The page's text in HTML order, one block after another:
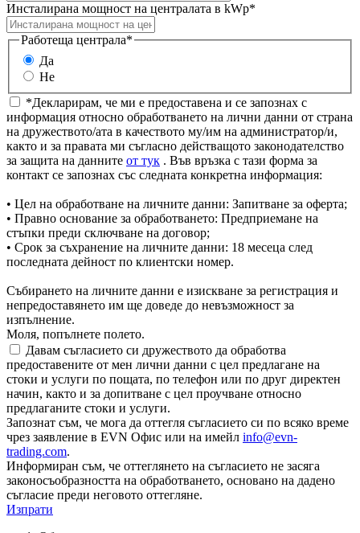
Инсталирана мощност на централата в kWp*
Работеща централа*
Да
Не
*Декларирам, че ми е предоставена и се запознах с
информация относно обработването на лични данни от страна
на дружеството/ата в качеството му/им на администратор/и,
както и за правата ми съгласно действащото законодателство
за защита на данните от тук . Във връзка с тази форма за
контакт се запознах със следната конкретна информация:
• Цел на обработване на личните данни: Запитване за оферта;
• Правно основание за обработването: Предприемане на
стъпки преди сключване на договор;
• Срок за съхранение на личните данни: 18 месеца след
последната дейност по клиентски номер.
Събирането на личните данни е изискване за регистрация и
непредоставянето им ще доведе до невъзможност за
изпълнение.
Моля, попълнете полето.
Давам съгласието си дружеството да обработва
предоставените от мен лични данни с цел предлагане на
стоки и услуги по пощата, по телефон или по друг директен
начин, както и за допитване с цел проучване относно
предлаганите стоки и услуги.
Запознат съм, че мога да оттегля съгласието си по всяко време
чрез заявление в EVN Офис или на имейл info@evn-
trading.com.
Информиран съм, че оттеглянето на съгласието не засяга
законосъобразността на обработването, основано на дадено
съгласие преди неговото оттегляне.
Изпрати